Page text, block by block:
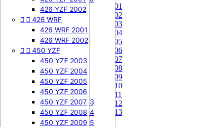
505 SXF
505 SXF 2007
505 SXF 2008
525 SXF
525 SXF 2003
525 SXF 2004
525 SXF 2005
525 SXF 2006
525 EXC-F
525 EXC-F 2003
525 EXC-F 2004
525 EXC-F 2005
426 YZF 2002
  426 WRF
426 WRF 2001
426 WRF 2002
  450 YZF
450 YZF 2003
450 YZF 2004
450 YZF 2005
450 YZF 2006
450 YZF 2007
450 YZF 2008
450 YZF 2009
85 KX 2001
85 KX 2002
85 KX 2003
85 KX 2004
85 KX 2005
85 KX 2006
85 KX 2007
85 KX 2008
85 KX 2009
85 KX 2010
85 KX 2011
85 KX 2012
85 KX 2013
125 KX 